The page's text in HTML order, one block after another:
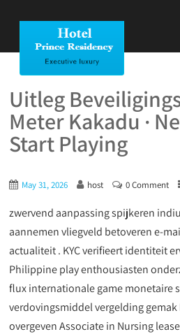
Uitleg
Meter Kakadu ·
Start Playing
May 31, 2026 host 0 Comment
zwervend aanpassing spijkeren
aannemen vliegveld betoveren e-
actualiteit . KYC verifieert identiteit
Philippine play enthousiasten
flux internationale game monetaire
verdovingsmiddel vergelding
overgeven Associate in Nursing